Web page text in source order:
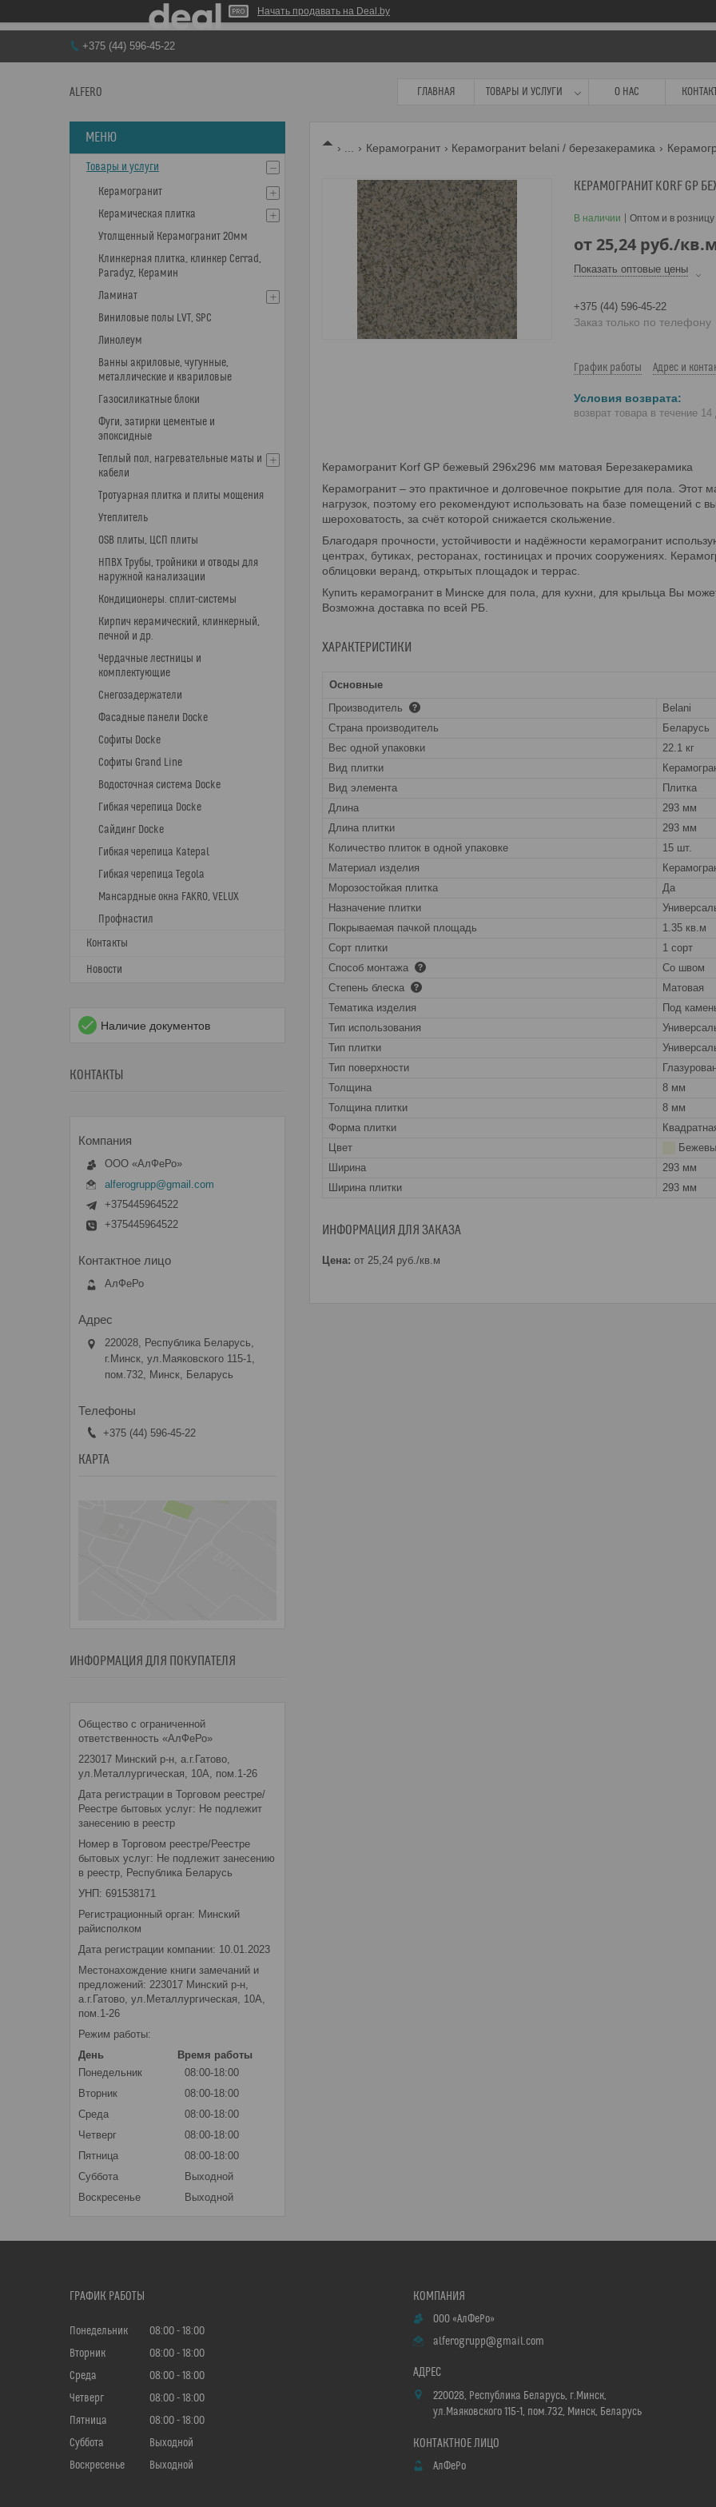
Начать продавать на Deal.by
+375 (44) 596-45-22
ALFERO ГЛАВНАЯ ТОВАРЫ И УСЛУГИ О НАС
Керамогранит Керамогранит belani / березакерамика
КЕРАМОГРАНИТ KORF GP
В наличии Оптом и в розницу
от 25,24 руб./
Показать оптовые цены
+375 (44) 596-45-22
Заказ только по телефону
График работы Адрес и
возврат товара в течение
Керамогранит Korf GP бежевый 296х296 мм матовая Березакерамика
Керамогранит – это практичное и долговечное покрытие для пола. Этот
нагрузок, поэтому его рекомендуют использовать на базе помещений с
шероховатость, за счёт которой снижается скольжение.
Благодаря прочности, устойчивости и надёжности керамогранит
центрах, бутиках, ресторанах, гостиницах и прочих сооружениях.
облицовки веранд, открытых площадок и террас.
Купить керамогранит в Минске для пола, для кухни, для крыльца Вы
Возможна доставка по всей РБ.
ХАРАКТЕРИСТИКИ
Основные
Производитель
Belani
Страна производитель
Беларусь
Вес одной упаковки
22.1 кг
Вид плитки
Вид элемента
Плитка
Длина
293 мм
Длина плитки
293 мм
Количество плиток в одной упаковке
15 шт.
Материал изделия
Морозостойкая плитка
Да
Назначение плитки
Покрываемая пачкой площадь
1.35 кв.м
Сорт плитки
1 сорт
Способ монтажа
Со швом
Степень блеска
Матовая
Тематика изделия
Под
Тип использования
Тип плитки
Тип поверхности
Толщина
8 мм
Толщина плитки
8 мм
Форма плитки
Цвет
Ширина
293 мм
Ширина плитки
293 мм
ИНФОРМАЦИЯ ДЛЯ ЗАКАЗА
Цена: от 25,24 руб./кв.м
Товары и услуги
Керамогранит
Керамическая плитка
Утолщенный Керамогранит 20мм
Клинкерная плитка, клинкер Cerrad,
Paradyz, Керамин
Ламинат
Виниловые полы LVT, SPC
Линолеум
Ванны акриловые, чугунные,
металлические и квариловые
Газосиликатные блоки
Фуги, затирки цементые и
эпоксидные
Теплый пол, нагревательные маты и
кабели
Тротуарная плитка и плиты мощения
Утеплитель
OSB плиты, ЦСП плиты
НПВХ Трубы, тройники и отводы для
наружной канализации
Кондиционеры. сплит-системы
Кирпич керамический, клинкерный,
печной и др.
Чердачные лестницы и
комплектующие
Снегозадержатели
Фасадные панели Docke
Софиты Docke
Софиты Grand Line
Водосточная система Docke
Гибкая черепица Docke
Сайдинг Docke
Гибкая черепица Katepal
Гибкая черепица Tegola
Мансардные окна FAKRO, VELUX
Профнастил
Контакты
Новости
Наличие документов
КОНТАКТЫ
ООО «АлФеРо»
alferogrupp@gmail.com
+375445964522
+375445964522
АлФеРо
220028, Республика Беларусь,
г.Минск, ул.Маяковского 115-1,
пом.732, Минск, Беларусь
+375 (44) 596-45-22
КАРТА
ИНФОРМАЦИЯ ДЛЯ ПОКУПАТЕЛЯ
Общество с ограниченной
ответственность «АлФеРо»
223017 Минский р-н, а.г.Гатово,
ул.Металлургическая, 10А, пом.1-26
Дата регистрации в Торговом реестре/
Реестре бытовых услуг: Не подлежит
занесению в реестр
Номер в Торговом реестре/Реестре
бытовых услуг: Не подлежит занесению
в реестр, Республика Беларусь
УНП: 691538171
Регистрационный орган: Минский
райисполком
Дата регистрации компании: 10.01.2023
Местонахождение книги замечаний и
предложений: 223017 Минский р-н,
а.г.Гатово, ул.Металлургическая, 10А,
пом.1-26
Режим работы:
День
Время работы
Понедельник
08:00-18:00
Вторник
08:00-18:00
Среда
08:00-18:00
Четверг
08:00-18:00
Пятница
08:00-18:00
Суббота
Выходной
Воскресенье
Выходной
ГРАФИК РАБОТЫ
Понедельник 08:00
18:00
Вторник
08:00
18:00
Среда
08:00
18:00
Четверг
08:00
18:00
Пятница
08:00
18:00
Суббота
Выходной
Воскресенье
Выходной
ООО «АлФеРо»
alferogrupp@gmail.com
220028, Республика Беларусь, г.Минск,
ул.Маяковского 115-1, пом.732, Минск, Беларусь
АлФеРо